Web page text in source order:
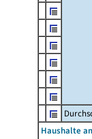
Haushalte